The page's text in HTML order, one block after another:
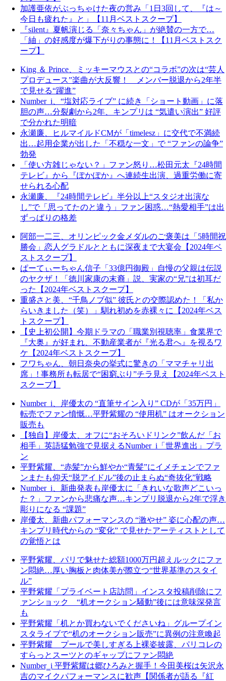
加護亜依がぶっちゃけた夜の営み「1日3回して、『は～
今日も疲れた』と」【11月ベストスクープ】
『silent』夏帆演じる「奈々ちゃん」が絶賛の一方で…
「紬」の好感度が爆下がりの事態に！【11月ベストスク
ープ】
King ＆ Prince、ミッキーマウスとの“コラボ”の次は“芸人
プロデュース”楽曲が大反響！ メンバー脱退から2年半
で見せる“躍進”
Number_i、“塩対応ライブ” に続き「ショート動画」に落
胆の声…分裂劇から2年、キンプリは “気遣い演出” 好評
で分かれた明暗
永瀬廉、ヒルマイルドCMが「timelesz」に交代で不満続
出…起用企業が出した「不穏な一文」で “ファンの論争”
勃発
「使い方雑じゃない？」ファン怒り…松田元太『24時間
テレビ』から『ぽかぽか』へ連続生出演、過重労働に寄
せられる心配
永瀬廉、『24時間テレビ』半分以上“スタジオ出演な
し”で「思ってたのと違う」ファン困惑…“熱愛相手”は出
ずっぱりの格差
阿部一二三、オリンピック金メダルのご褒美は「5時間祝
勝会」恋人グラドルとともに深夜まで大宴会【2024年ベ
ストスクープ】
ぱーてぃーちゃん信子「33億円御殿」自慢の父親は伝説
のヤクザ！「徳川家康の末裔」説、実家の“兄”は初耳だ
った【2024年ベストスクープ】
重盛さと美、“千鳥ノブ似” 彼氏との交際認めた！「私か
らいきました（笑）」馴れ初めを赤裸々に【2024年ベス
トスクープ】
【史上初公開】今期ドラマの「職業別視聴率」食業界で
『大奥』が好まれ、不動産業者が『光る君へ』を視るワ
ケ【2024年ベストスクープ】
フワちゃん、朝日奈央の挙式に驚きの「ママチャリ出
席」! 事務所も転居で“困窮ぶり”チラ見え【2024年ベスト
スクープ】
Number_i、岸優太の “直筆サイン入り” CDが「35万円」
転売でファン憤慨…平野紫耀の “使用机” はオークション
販売も
【独自】岸優太、オフに“おそろいドリンク”飲んだ「お
相手」英語猛勉強で見据えるNumber_i「世界進出」プラ
ン
平野紫耀、“赤髪”から鮮やか“青髪”にイメチェンでファ
ンまたも仰天“脱アイドル”後の止まらぬ“奇抜化”戦略
Number_i、新曲発表も岸優太に「きれいな歌声どこいっ
た？」ファンから悲痛な声…キンプリ脱退から2年で浮き
彫りになる “課題”
岸優太、新曲パフォーマンスの “激やせ” 姿に心配の声…
キンプリ時代からの “変化” で見せたアーティストとして
の覚悟とは
平野紫耀、パリで魅せた総額1000万円超えルックにファ
ン悶絶…厚い胸板と肉体美が際立つ“世界基準のスタイ
ル”
平野紫耀「プライベート店訪問」インスタ投稿削除にフ
ァンショック “机オークション騒動”後には意味深発言
も
平野紫耀「机とか買わないでくださいね」グループイン
スタライブで“机のオークション販売”に異例の注意喚起
平野紫耀 プールで美しすぎる上裸姿披露、パリコレの
すらっとスーツとのギャップにファン悶絶
Number‗i 平野紫耀は郷ひろみと握手！今田美桜は矢沢永
吉のマイクパフォーマンスに歓声【関係者が語る『紅